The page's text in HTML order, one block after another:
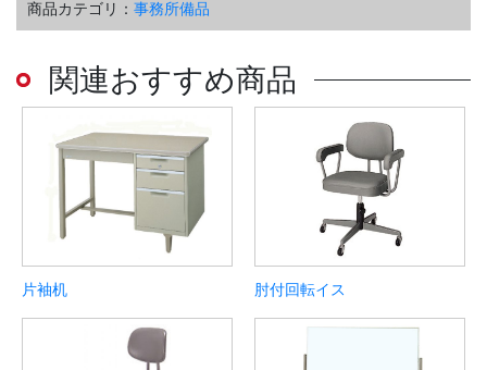
商品カテゴリ： 事務所備品
関連おすすめ商品
片袖机 肘付回転イス